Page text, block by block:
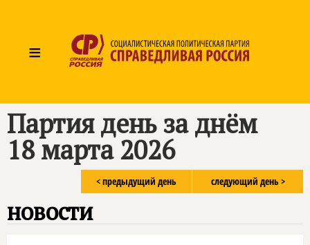
≡
Партия день за днём
18 марта 2026
следующий день >
< предыдущий день
новости